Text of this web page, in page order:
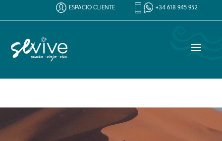
ESPACIO CLIENTE +34 618 945 952